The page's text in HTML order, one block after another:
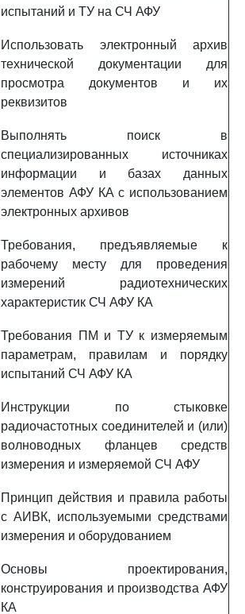
испытаний и ТУ на СЧ АФУ
Использовать электронный архив
технической документации для
просмотра документов и их
реквизитов
Выполнять поиск в
специализированных источниках
информации и базах данных
элементов АФУ КА с использованием
электронных архивов
Требования, предъявляемые к
рабочему месту для проведения
измерений радиотехнических
характеристик СЧ АФУ КА
Требования ПМ и ТУ к измеряемым
параметрам, правилам и порядку
испытаний СЧ АФУ КА
Инструкции по стыковке
радиочастотных соединителей и (или)
волноводных фланцев средств
измерения и измеряемой СЧ АФУ
Принцип действия и правила работы
с АИВК, используемыми средствами
измерения и оборудованием
Основы проектирования,
конструирования и производства АФУ
КА